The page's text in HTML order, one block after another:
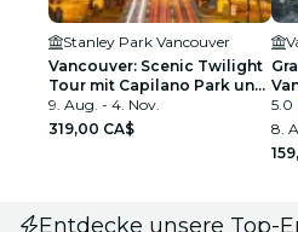
Stanley Park Vancouver
Vancouver: Scenic Twilight
Tour mit Capilano Park und
Grouse Mountain
9. Aug. - 4. Nov.
319,00 CA$
5.0
8.
Entdecke unsere Top-